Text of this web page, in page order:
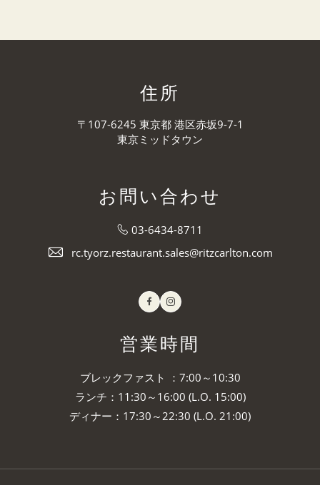
住所
〒107-6245 東京都 港区赤坂9-7-1
東京ミッドタウン
お問い合わせ
03-6434-8711
rc.tyorz.restaurant.sales@ritzcarlton.com
FacebookInstagram
営業時間
ブレックファスト ：7:00～10:30
ランチ：11:30～16:00 (L.O. 15:00)
ディナー：17:30～22:30 (L.O. 21:00)